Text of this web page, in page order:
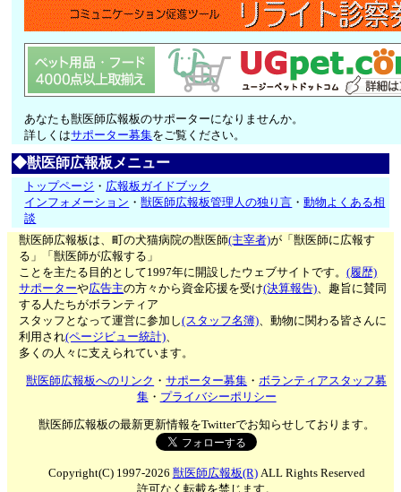
あなたも獣医師広報板のサポーターになりませんか。
詳しくはサポーター募集をご覧ください。
◆獣医師広報板メニュー
トップページ ・ 広報板ガイドブック
インフォメーション ・獣医師広報板管理人の独り言 ・動物よくある相
談
獣医師広報板は、町の犬猫病院の獣医師(主宰者)が「獣医師に広報す
る」「獣医師が広報する」
ことを主たる目的として1997年に開設したウェブサイトです。(履歴)
サポーターや広告主の方々から資金応援を受け(決算報告)、趣旨に賛同
する人たちがボランティア
スタッフとなって運営に参加し(スタッフ名簿)、動物に関わる皆さんに
利用され(ページビュー統計)、
多くの人々に支えられています。
獣医師広報板へのリンク ・サポーター募集 ・ボランティアスタッフ募
集・ プライバシーポリシー
獣医師広報板の最新更新情報をTwitterでお知らせしております。
Copyright(C) 1997-2026 獣医師広報板(R)ALL Rights Reserved
許可なく転載を禁じます。